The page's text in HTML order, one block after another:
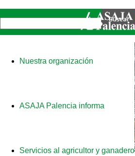
Nuestra organización
ASAJA Palencia informa
Servicios al agricultor y ganadero